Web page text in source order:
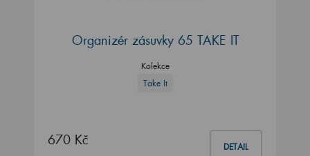
Organizér zásuvky 65 TAKE IT
Kolekce
Take It
670 Kč DETAIL